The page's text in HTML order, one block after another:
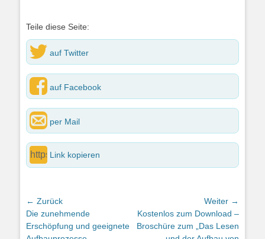
Teile diese Seite:
auf Twitter
auf Facebook
per Mail
Link kopieren
Beitragsnavigation
← Zurück
Vorheriger
Beitrag:
Die zunehmende
Erschöpfung und geeignete
Weiter →
Nächster
Beitrag:
Kostenlos zum Download –
Broschüre zum „Das Lesen